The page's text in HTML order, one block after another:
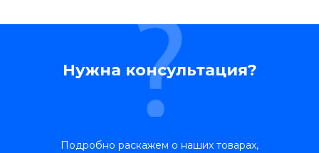
Нужна консультация?
Подробно раскажем о наших товарах,